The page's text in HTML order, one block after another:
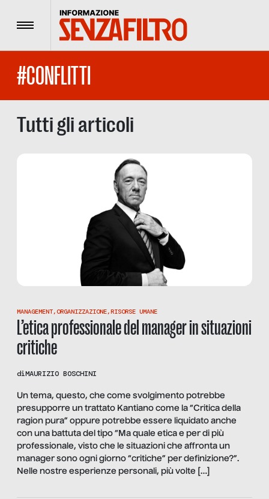
Menu
#CONFLITTI
Tutti gli articoli
MANAGEMENT,ORGANIZZAZIONE,RISORSE UMANE
L’etica professionale del manager in situazioni
critiche
diMAURIZIO BOSCHINI
Un tema, questo, che come svolgimento potrebbe
presupporre un trattato Kantiano come la “Critica della
ragion pura” oppure potrebbe essere liquidato anche
con una battuta del tipo “Ma quale etica e per di più
professionale, visto che le situazioni che affronta un
manager sono ogni giorno “critiche” per definizione?”.
Nelle nostre esperienze personali, più volte […]